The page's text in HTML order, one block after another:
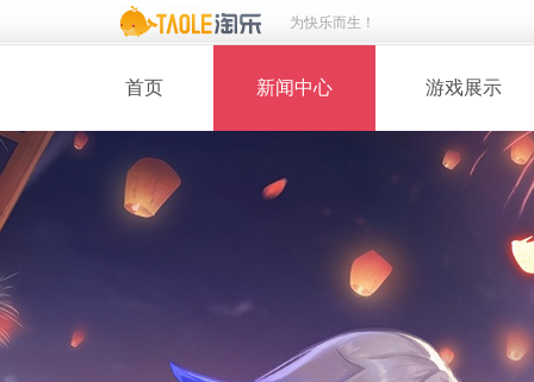
为快乐而生！
首页 新闻中心 游戏展示
· 维护公告
· 桃花美人